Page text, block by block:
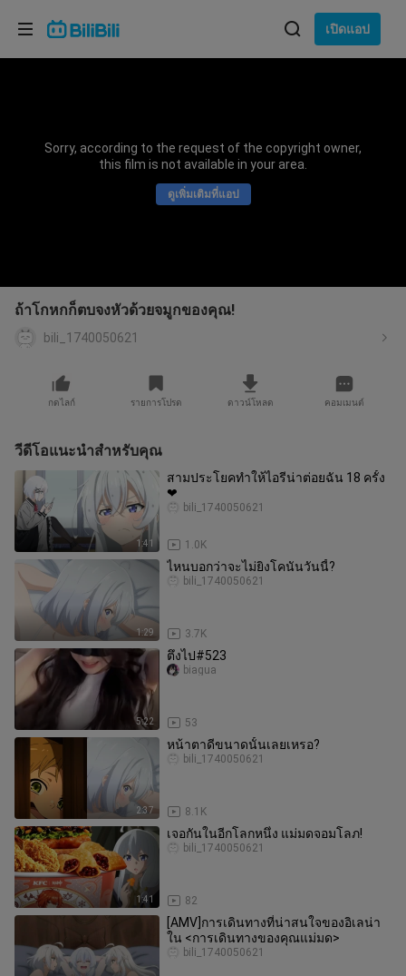
เปิดแอป
Sorry, according to the request of the copyright owner,
this film is not available in your area.
ดูเพิ่มเติมที่แอป
ถ้าโกหกก็ตบจงหัวด้วยจมูกของคุณ!
bili_1740050621
กดไลก์ รายการโปรด ดาวน์โหลด คอมเมนต์
วีดีโอแนะนำสำหรับคุณ
1:41
สามประโยคทำให้ไอรีน่าต่อยฉัน 18 ครั้ง
❤
1.0K
bili_1740050621
1:29
ไหนบอกว่าจะไม่ยิงโคนันวันนี้?
3.7K
bili_1740050621
5:22
ตึงไป#523
53
biagua
2:37
หน้าตาดีขนาดนั้นเลยเหรอ?
8.1K
bili_1740050621
1:41
เจอกันในอีกโลกหนึ่ง แม่มดจอมโลภ!
82
bili_1740050621
[AMV]การเดินทางที่น่าสนใจของอิเลน่า
ใน <การเดินทางของคุณแม่มด>
bili_1740050621
เลือกภาษา